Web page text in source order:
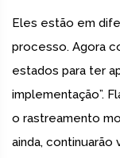
Eles estão em
processo. Agora
estados para ter
implementação”.
o rastreamento
ainda, continuarão